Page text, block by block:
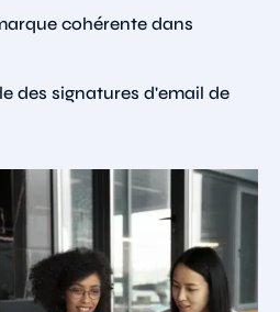
cohérente dans
des signatures d'email de